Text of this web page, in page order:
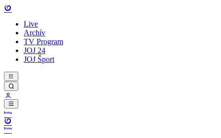
Live
Archív
TV Program
JOJ 24
JOJ Šport